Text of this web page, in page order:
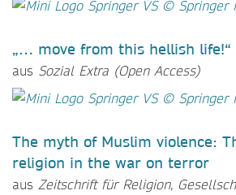
„… move from this hellish life!“
aus Sozial Extra (Open Access)
The myth of Muslim violence:
religion in the war on terror
aus Zeitschrift für Religion,